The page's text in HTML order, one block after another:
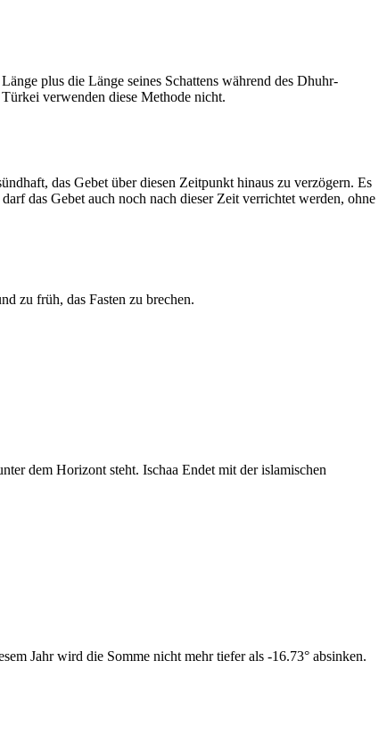
plus die Länge seines Schattens während des Dhuhr-
verwenden diese Methode nicht.
das Gebet über diesen Zeitpunkt hinaus zu verzögern. Es
das Gebet auch noch nach dieser Zeit verrichtet werden, ohne
zu früh, das Fasten zu brechen.
dem Horizont steht. Ischaa Endet mit der islamischen
Jahr wird die Somme nicht mehr tiefer als -16.73° absinken.